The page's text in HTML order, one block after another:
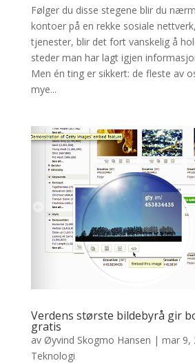
Følger du disse stegene blir du
kontoer på en rekke sosiale
tjenester, blir det fort vanskelig å
steder man har lagt igjen
Men én ting er sikkert: de fleste av
mye...
Verdens største bildebyrå gir
gratis
av Øyvind Skogmo Hansen | mar 9,
Teknologi